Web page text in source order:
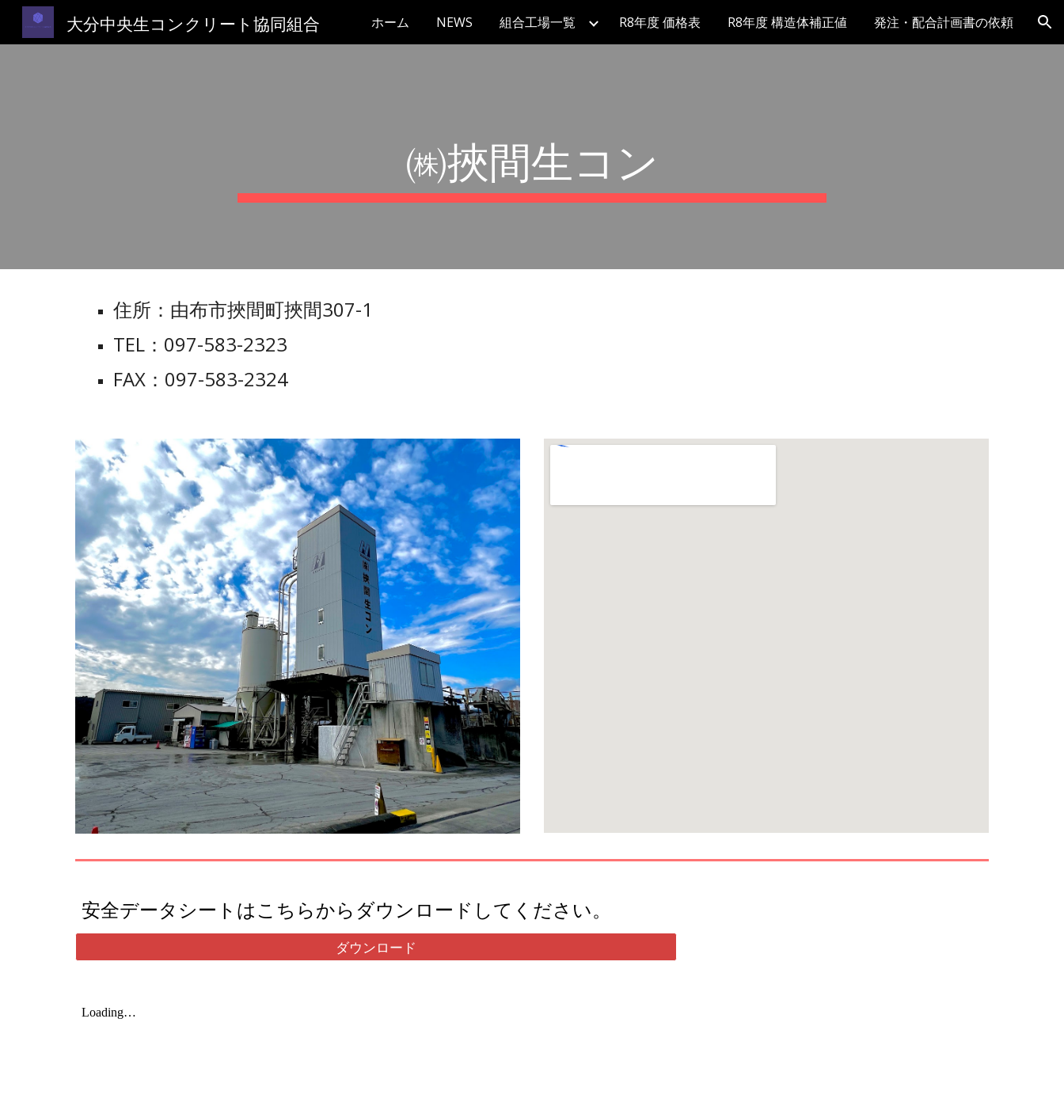
Skip to main content Skip to navigation
大分中央生コンクリート協同組合 ホーム NEWS 組合工場一覧 R8年度 価格表 R8年度 構造体補正値 発注・配合計画書の依頼
㈱挾間生コン
住所：由布市挾間町挾間307-1
TEL：097-583-2323
FAX：097-583-2324
安全データシートはこちらからダウンロードしてください。
ダウンロード